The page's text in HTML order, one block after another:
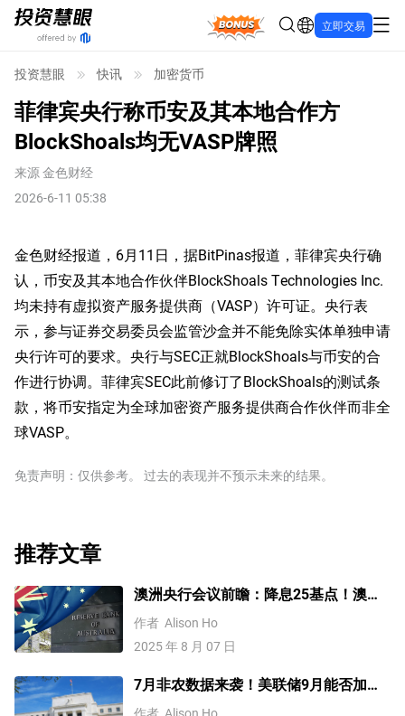
Bonus 立即交易
投资慧眼 快讯 加密货币
菲律宾央行称币安及其本地合作方
BlockShoals均无VASP牌照
来源金色财经
2026-6-11 05:38
金色财经报道，6月11日，据BitPinas报道，菲律宾央行确
认，币安及其本地合作伙伴BlockShoals Technologies Inc.
均未持有虚拟资产服务提供商（VASP）许可证。央行表
示，参与证券交易委员会监管沙盒并不能免除实体单独申请
央行许可的要求。央行与SEC正就BlockShoals与币安的合
作进行协调。菲律宾SEC此前修订了BlockShoals的测试条
款，将币安指定为全球加密资产服务提供商合作伙伴而非全
球VASP。
免责声明：仅供参考。 过去的表现并不预示未来的结果。
推荐文章
澳洲央行会议前瞻：降息25基点！澳元
汇率将迎巨震？
作者 Alison Ho
2025 年 8 月 07 日
7月非农数据来袭！美联储9月能否加
息？黄金、美元行情一触即发